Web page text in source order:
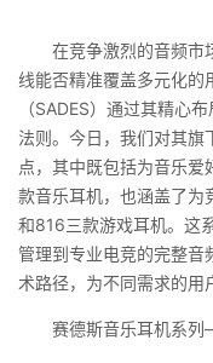
在竞争激烈的音频市
线能否精准覆盖多元化的
（SADES）通过其精心
法则。今日，我们对其旗
点，其中既包括为音乐
款音乐耳机，也涵盖了为
和816三款游戏耳机。这
管理到专业电竞的完整音
术路径，为不同需求的用
赛德斯音乐耳机系列